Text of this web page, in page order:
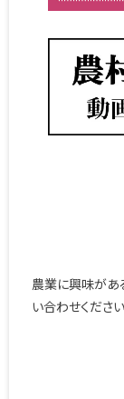
農業に興味があ
い合わせくださ